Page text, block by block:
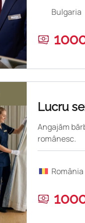
Bulgaria
Lucru
Angajăm
românesc.
România